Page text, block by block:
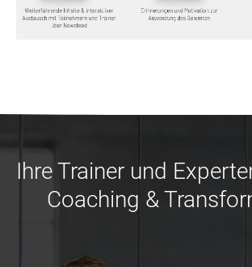
Ihre Trainer und
Coaching &